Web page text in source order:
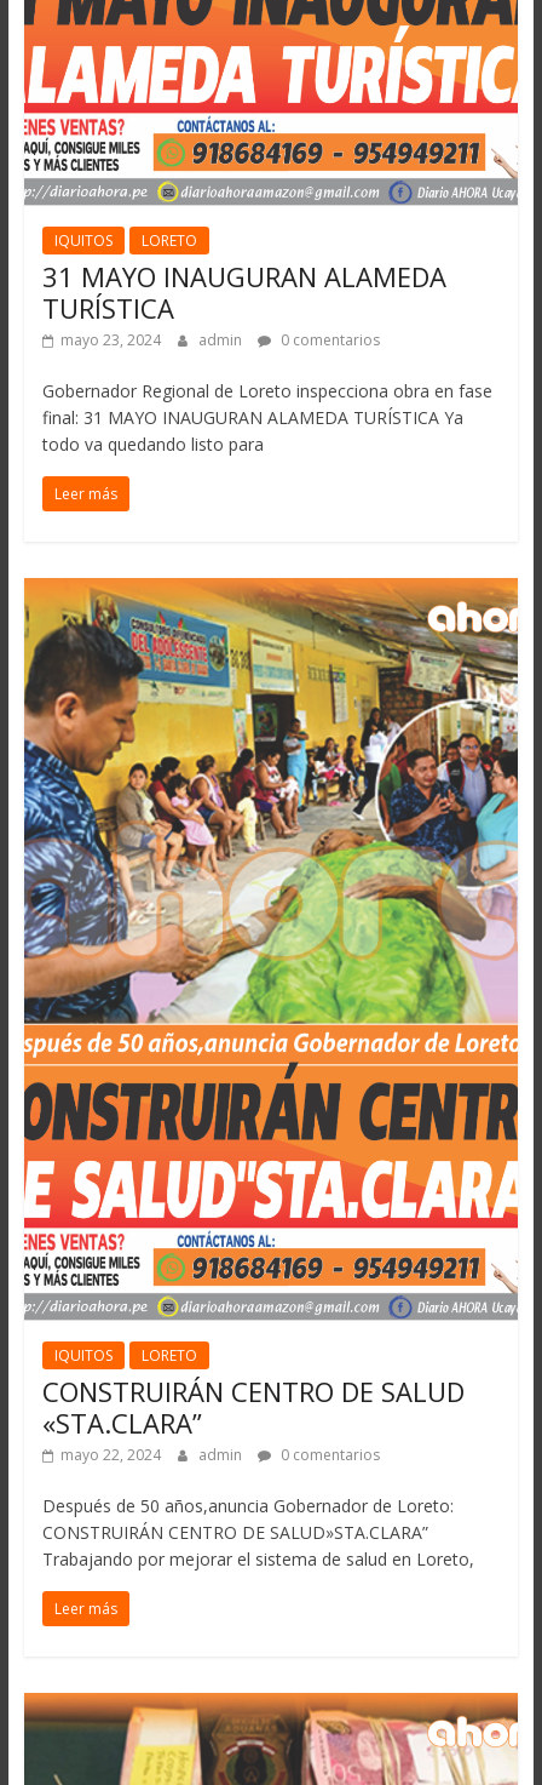
IQUITOS LORETO
31 MAYO INAUGURAN ALAMEDA
TURÍSTICA
mayo 23, 2024 admin 0 comentarios
Gobernador Regional de Loreto inspecciona obra en fase
final: 31 MAYO INAUGURAN ALAMEDA TURÍSTICA Ya
todo va quedando listo para
Leer más
IQUITOS LORETO
CONSTRUIRÁN CENTRO DE SALUD
«STA.CLARA”
mayo 22, 2024 admin 0 comentarios
Después de 50 años,anuncia Gobernador de Loreto:
CONSTRUIRÁN CENTRO DE SALUD»STA.CLARA”
Trabajando por mejorar el sistema de salud en Loreto,
Leer más